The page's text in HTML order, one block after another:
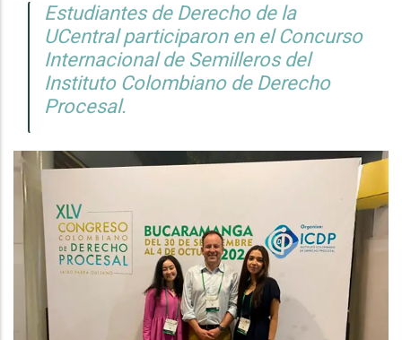
Estudiantes de Derecho de la
UCentral participaron en el Concurso
Internacional de Semilleros del
Instituto Colombiano de Derecho
Procesal.